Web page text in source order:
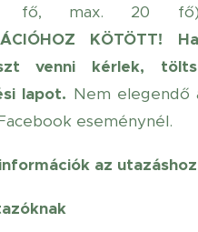
fő, max. 20
KÖTÖTT!
venni kérlek,
lapot. Nem elegendő
eseménynél.
az utazáshoz